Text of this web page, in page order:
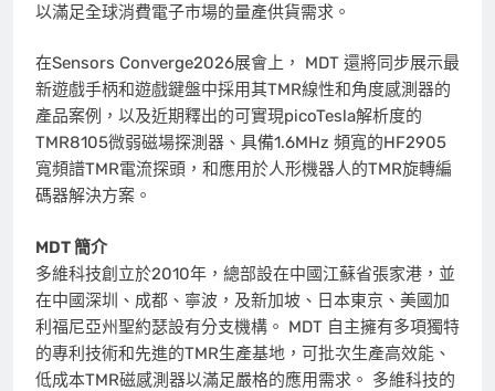
以滿足全球消費電子市場的量產供貨需求。
在Sensors Converge2026展會上， MDT 還將同步展示最
新遊戲手柄和遊戲鍵盤中採用其TMR線性和角度感測器的
產品案例，以及近期釋出的可實現picoTesla解析度的
TMR8105微弱磁場探測器、具備1.6MHz 頻寬的HF2905
寬頻譜TMR電流探頭，和應用於人形機器人的TMR旋轉編
碼器解決方案。
MDT 簡介
多維科技創立於2010年，總部設在中國江蘇省張家港，並
在中國深圳、成都、寧波，及新加坡、日本東京、美國加
利福尼亞州聖約瑟設有分支機構。 MDT 自主擁有多項獨特
的專利技術和先進的TMR生產基地，可批次生產高效能、
低成本TMR磁感測器以滿足嚴格的應用需求。 多維科技的